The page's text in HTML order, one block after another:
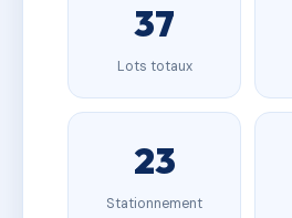
37
Lots totaux
23
Stationnement